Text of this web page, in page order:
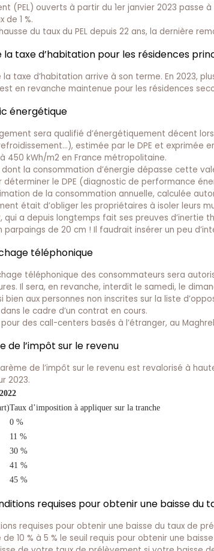
(PEL) ouverts à partir du 1er janvier 2023
1 %.
du taux du PEL depuis 22 ans, la dernière
la taxe d’habitation pour les résidences
taxe d’habitation arrive à son terme. En 2023,
en revanche maintenue pour les résidences
énergétique
sera qualifié d’énergétiquement décent
estimée par le DPE et exprimée
450 kWh/m2 en France métropolitaine.
la consommation d’énergie dépasse cette
le DPE (diagnostic de performance
de la consommation annuelle, calculée
était d’obliger les propriétaires à isoler leurs
qui a depuis longtemps fait ses preuves d’inertie
parpaings de 20 cm ! Il faudrait insérer un peu
téléphonique
téléphonique des consommateurs sera
Il sera, en revanche, interdit le samedi, le
bien aux personnes non inscrites sur la liste
le cadre d’un contrat en cours.
des call-centers basés à l’étranger, au
de l’impôt sur le revenu
de l’impôt sur le revenu est revalorisé à
2023.
Taux d’imposition à appliquer sur la tranche
0 %
11 %
30 %
41 %
45 %
requises pour obtenir une baisse du
requises pour obtenir une baisse du taux de
10 % à 5 % le seuil requis pour obtenir une